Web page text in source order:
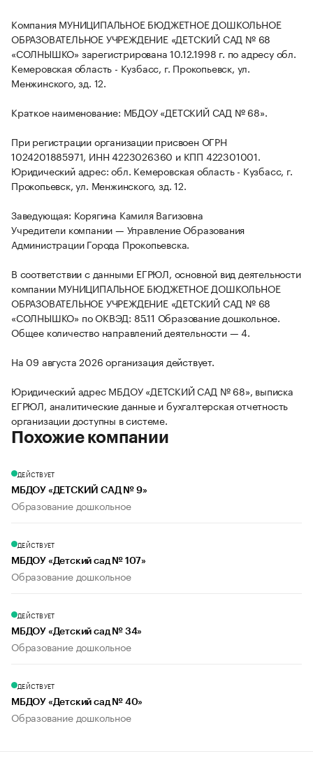
Компания МУНИЦИПАЛЬНОЕ БЮДЖЕТНОЕ ДОШКОЛЬНОЕ
ОБРАЗОВАТЕЛЬНОЕ УЧРЕЖДЕНИЕ «ДЕТСКИЙ САД № 68
«СОЛНЫШКО» зарегистрирована 10.12.1998 г. по адресу обл.
Кемеровская область - Кузбасс, г. Прокопьевск, ул.
Менжинского, зд. 12.
Краткое наименование: МБДОУ «ДЕТСКИЙ САД № 68».
При регистрации организации присвоен ОГРН
1024201885971, ИНН 4223026360 и КПП 422301001.
Юридический адрес: обл. Кемеровская область - Кузбасс, г.
Прокопьевск, ул. Менжинского, зд. 12.
Заведующая: Корягина Камиля Вагизовна
Учредители компании — Управление Образования
Администрации Города Прокопьевска.
В соответствии с данными ЕГРЮЛ, основной вид деятельности
компании МУНИЦИПАЛЬНОЕ БЮДЖЕТНОЕ ДОШКОЛЬНОЕ
ОБРАЗОВАТЕЛЬНОЕ УЧРЕЖДЕНИЕ «ДЕТСКИЙ САД № 68
«СОЛНЫШКО» по ОКВЭД: 85.11 Образование дошкольное.
Общее количество направлений деятельности — 4.
На 09 августа 2026 организация действует.
Юридический адрес МБДОУ «ДЕТСКИЙ САД № 68», выписка
ЕГРЮЛ, аналитические данные и бухгалтерская отчетность
организации доступны в системе.
Похожие компании
ДЕЙСТВУЕТ
МБДОУ «ДЕТСКИЙ САД № 9»
Образование дошкольное
ДЕЙСТВУЕТ
МБДОУ «Детский сад № 107»
Образование дошкольное
ДЕЙСТВУЕТ
МБДОУ «Детский сад № 34»
Образование дошкольное
ДЕЙСТВУЕТ
МБДОУ «Детский сад № 40»
Образование дошкольное